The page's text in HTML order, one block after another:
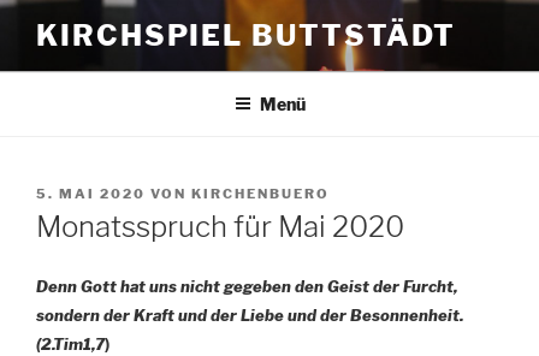
Zum
Inhalt
springen
KIRCHSPIEL BUTTSTÄDT
Menü
VERÖFFENTLICHT
AM
5. MAI 2020 VON KIRCHENBUERO
Monatsspruch für Mai 2020
Denn Gott hat uns nicht gegeben den Geist der Furcht,
sondern der Kraft und der Liebe und der Besonnenheit.
(2.Tim1,7)